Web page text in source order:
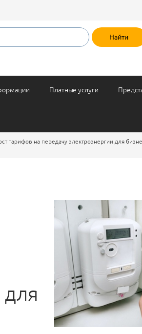
Платные услуги
тарифов на передачу электроэнергии для
для